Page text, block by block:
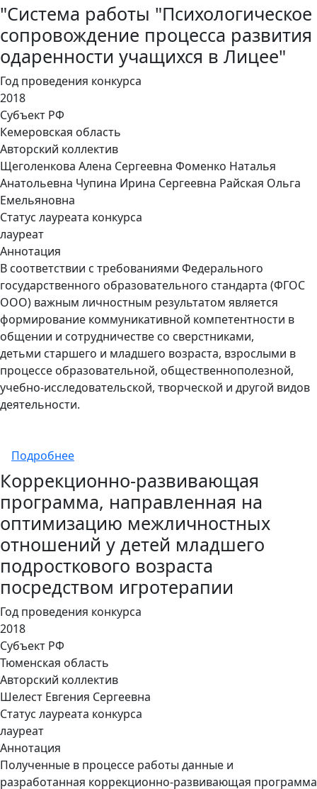
"Система работы "Психологическое
сопровождение процесса развития
одаренности учащихся в Лицее"
Год проведения конкурса
2018
Субъект РФ
Кемеровская область
Авторский коллектив
Щеголенкова Алена Сергеевна Фоменко Наталья
Анатольевна Чупина Ирина Сергеевна Райская Ольга
Емельяновна
Статус лауреата конкурса
лауреат
Аннотация
В соответствии с требованиями Федерального
государственного образовательного стандарта (ФГОС
ООО) важным личностным результатом является
формирование коммуникативной компетентности в
общении и сотрудничестве со сверстниками,
детьми старшего и младшего возраста, взрослыми в
процессе образовательной, общественнополезной,
учебно-исследовательской, творческой и другой видов
деятельности.
Подробнеео "Система работы "Психологическое
Коррекционно-развивающая
программа, направленная на
оптимизацию межличностных
отношений у детей младшего
подросткового возраста
посредством игротерапии
Год проведения конкурса
2018
Субъект РФ
Тюменская область
Авторский коллектив
Шелест Евгения Сергеевна
Статус лауреата конкурса
лауреат
Аннотация
Полученные в процессе работы данные и
разработанная коррекционно-развивающая программа